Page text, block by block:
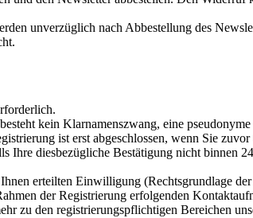
unverzüglich nach Abbestellung des
kein Klarnamenszwang, eine
ist erst abgeschlossen, wenn Sie
diesbezügliche Bestätigung nicht binnen
erteilten Einwilligung (Rechtsgrundlage
der Registrierung erfolgenden
zu den registrierungspflichtigen Bereichen